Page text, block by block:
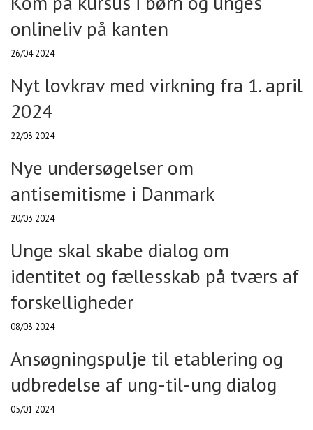
onlineliv på kanten
26/04 2024
Nyt lovkrav med virkning fra 1. april
2024
22/03 2024
Nye undersøgelser om
antisemitisme i Danmark
20/03 2024
Unge skal skabe dialog om
identitet og fællesskab på tværs af
forskelligheder
08/03 2024
Ansøgningspulje til etablering og
udbredelse af ung-til-ung dialog
05/01 2024